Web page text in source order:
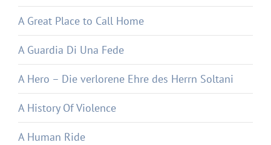
A Great Place to Call Home
A Guardia Di Una Fede
A Hero – Die verlorene Ehre des Herrn Soltani
A History Of Violence
A Human Ride